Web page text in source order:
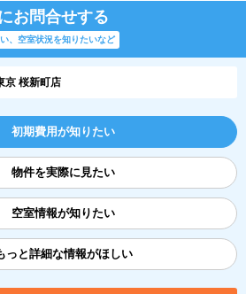
お問合せする
、空室状況を知りたいなど
京 桜新町店
初期費用が知りたい
物件を実際に見たい
空室情報が知りたい
っと詳細な情報がほしい